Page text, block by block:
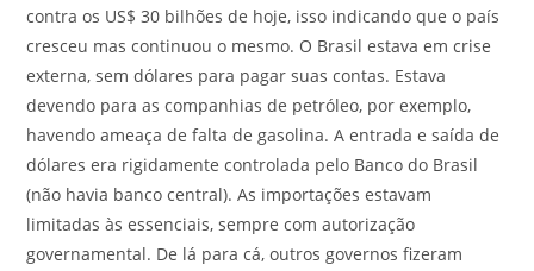
contra os US$ 30 bilhões de hoje, isso indicando que o país
cresceu mas continuou o mesmo. O Brasil estava em crise
externa, sem dólares para pagar suas contas. Estava
devendo para as companhias de petróleo, por exemplo,
havendo ameaça de falta de gasolina. A entrada e saída de
dólares era rigidamente controlada pelo Banco do Brasil
(não havia banco central). As importações estavam
limitadas às essenciais, sempre com autorização
governamental. De lá para cá, outros governos fizeram